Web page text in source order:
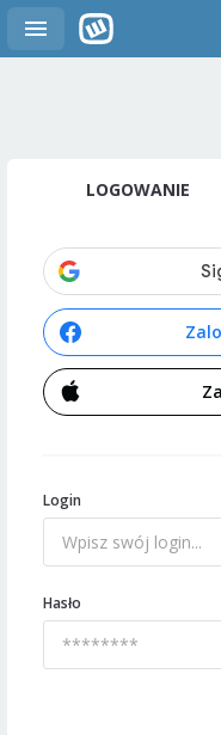
LOGOWANIE
Login
Hasło